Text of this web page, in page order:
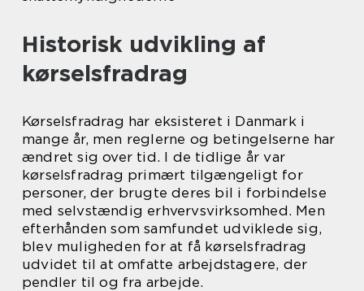
Historisk udvikling af
kørselsfradrag
Kørselsfradrag har eksisteret i Danmark i
mange år, men reglerne og betingelserne har
ændret sig over tid. I de tidlige år var
kørselsfradrag primært tilgængeligt for
personer, der brugte deres bil i forbindelse
med selvstændig erhvervsvirksomhed. Men
efterhånden som samfundet udviklede sig,
blev muligheden for at få kørselsfradrag
udvidet til at omfatte arbejdstagere, der
pendler til og fra arbejde.